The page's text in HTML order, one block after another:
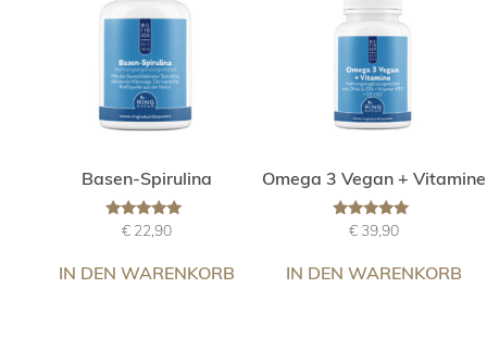
Basen-Spirulina
Bewertet
von 5
€22,90
IN DEN WARENKORB
Omega 3 Vegan + Vitamine
Bewertet
von 5
€39,90
IN DEN WARENKORB